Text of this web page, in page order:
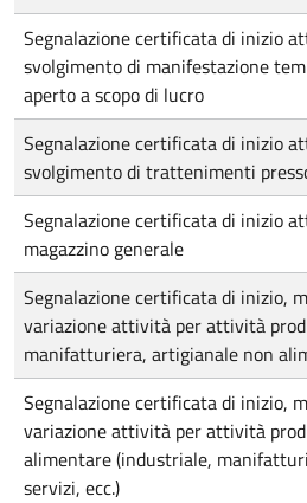
Segnalazione certificata di inizio
svolgimento di manifestazione
aperto a scopo di lucro
Segnalazione certificata di inizio
svolgimento di trattenimenti
Segnalazione certificata di inizio
magazzino generale
Segnalazione certificata di inizio,
variazione attività per attività
manifatturiera, artigianale non
Segnalazione certificata di inizio,
variazione attività per attività
alimentare (industriale,
servizi, ecc.)